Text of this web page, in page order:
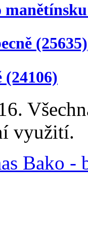
(25635)
(24106)
využití.
Bako -